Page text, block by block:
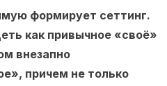
формирует сеттинг.
как привычное «своё»
внезапно
причем не только